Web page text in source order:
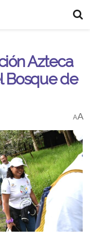
Azteca
Bosque de
AA